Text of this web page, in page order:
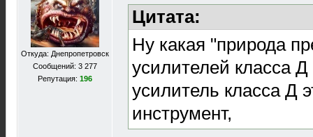
Откуда: Днепропетровск
Сообщений: 3 277
Репутация: 196
Цитата:
Ну какая "природа
усилителей класса
усилитель класса Д
инструмент,